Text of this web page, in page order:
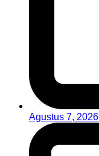
Agustus 7, 2026